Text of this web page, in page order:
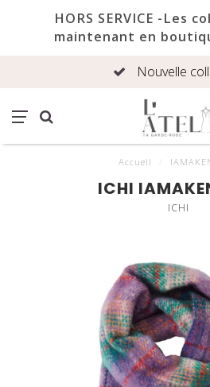
HORS SERVICE -Les
maintenant en
Nouvelle
Accueil
ICHI
ICHI